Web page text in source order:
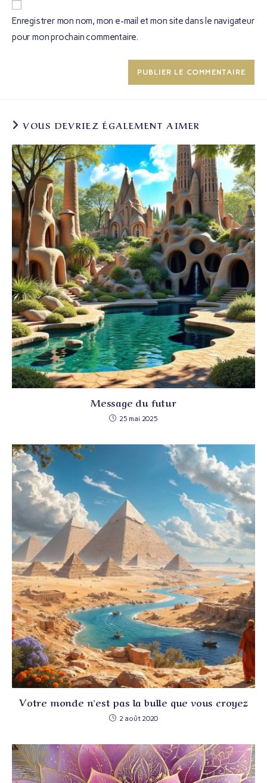
Enregistrer mon nom, mon e-mail et mon site dans le navigateur
pour mon prochain commentaire.
VOUS DEVRIEZ ÉGALEMENT AIMER
Message du futur
25 mai 2025
Votre monde n’est pas la bulle que vous croyez
2 août 2020